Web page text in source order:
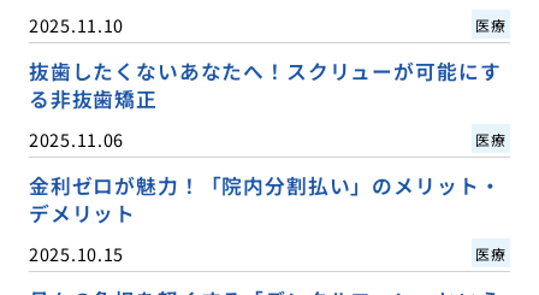
2025.11.10 医療
抜歯したくないあなたへ！スクリューが可能にす
る非抜歯矯正
2025.11.06 医療
金利ゼロが魅力！「院内分割払い」のメリット・
デメリット
2025.10.15 医療